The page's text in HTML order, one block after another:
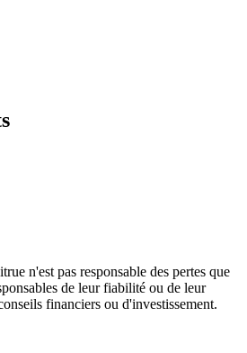
n'est pas responsable des pertes que
de leur fiabilité ou de leur
financiers ou d'investissement.